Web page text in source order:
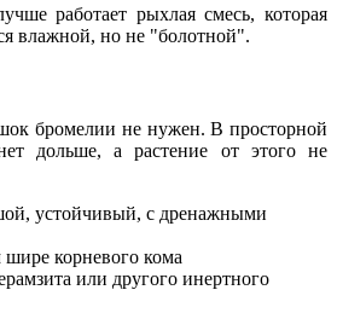
работает рыхлая смесь, которая
влажной, но не "болотной".
бромелии не нужен. В просторной
дольше, а растение от этого не
устойчивый, с дренажными
шире корневого кома
или другого инертного